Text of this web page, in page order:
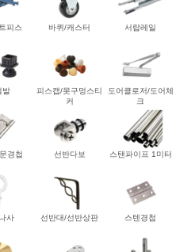
피스 바퀴/캐스터 서랍레일
발
피스캡/못구멍스티
커
도어클로저/도어체
크
경첩 선반다보 스탠파이프 1미터
사 선반대/선반상판 스텐경첩